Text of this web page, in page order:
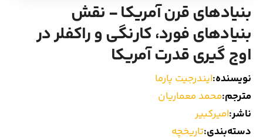
زندگینامه
ادبیات نمایشی
بنیادهای قرن آمریکا - نقش
بنیادهای فورد، کارنگی و راکفلر در
اوج گیری قدرت آمریکا
نویسنده:ایندرجیت پارما
مترجم:محمد معماریان
ناشر:امیرکبیر
دسته‌بندی:تاریخچه